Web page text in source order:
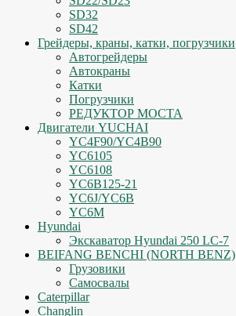
SD32
SD42
Грейдеры, краны, катки, погрузчики
Автогрейдеры
Автокраны
Катки
Погрузчики
РЕДУКТОР МОСТА
Двигатели YUCHAI
YC4F90/YC4B90
YC6105
YC6108
YC6B125-21
YC6J/YC6B
YC6M
Hyundai
Экскаватор Hyundai 250 LC-7
BEIFANG BENCHI (NORTH BENZ)
Грузовики
Самосвалы
Caterpillar
Changlin